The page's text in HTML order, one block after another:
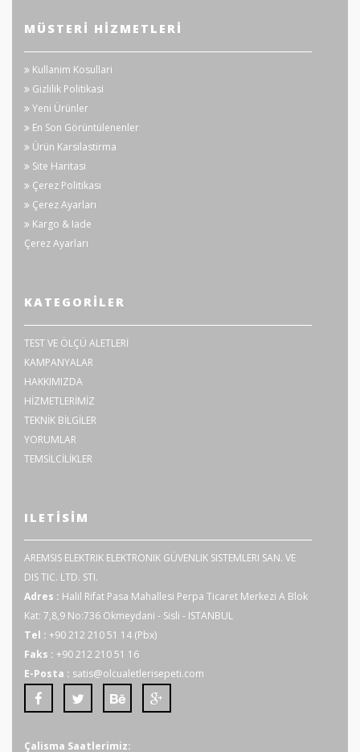
MÜSTERI HIZMETLERI
Kullanim Kosullari
Gizlilik Politikasi
Yeni Ürünler
En Son Görüntülenenler
Ürün Karsilastirma
Site Haritasi
Çerez Politikası
Çerez Ayarları
Kargo & Iade
Çerez Ayarları
KATEGORILER
TEST VE ÖLÇÜ ALETLERİ
KAMPANYALAR
HAKKIMIZDA
HİZMETLERİMİZ
TEKNİK BİLGİLER
YORUMLAR
TEMSİLCİLİKLER
ILETISIM
AREMSIS ELEKTRIK ELEKTRONIK GÜVENLIK SISTEMLERI SAN. VE
DIS TIC. LTD. STI.
Adres : Halil Rifat Pasa Mahallesi Perpa Ticaret Merkezi A Blok
Kat: 7,8,9 No:736 Okmeydani - Sisli - ISTANBUL
Tel : +90 212 210 51 14 (Pbx)
Faks : +90 212 210 51 16
E-Posta : satis@olcualetlerisepeti.com
Çalisma Saatlerimiz: